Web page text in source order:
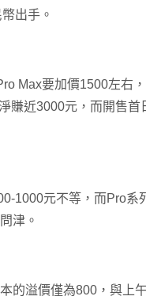
出手。
Max要加價1500左右
賺近3000元，而開售首
1000元不等，而Pro系
津。
的溢價僅為800，與上